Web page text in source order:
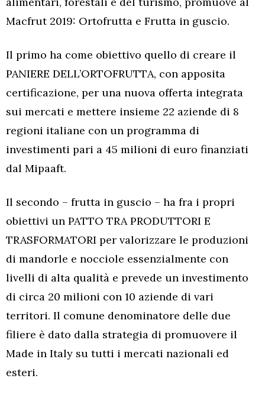
Macfrut 2019: Ortofrutta e Frutta in guscio.
Il primo ha come obiettivo quello di creare il
PANIERE DELL’ORTOFRUTTA, con apposita
certificazione, per una nuova offerta integrata
sui mercati e mettere insieme 22 aziende di 8
regioni italiane con un programma di
investimenti pari a 45 milioni di euro finanziati
dal Mipaaft.
Il secondo – frutta in guscio – ha fra i propri
obiettivi un PATTO TRA PRODUTTORI E
TRASFORMATORI per valorizzare le produzioni
di mandorle e nocciole essenzialmente con
livelli di alta qualità e prevede un investimento
di circa 20 milioni con 10 aziende di vari
territori. Il comune denominatore delle due
filiere è dato dalla strategia di promuovere il
Made in Italy su tutti i mercati nazionali ed
esteri.